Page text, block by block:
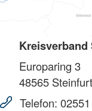
Kreisverband
Europaring 3
48565 Steinfurt
Telefon: